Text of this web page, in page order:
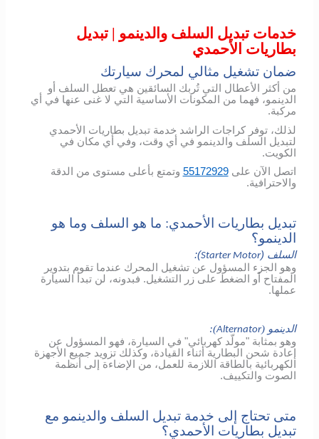
خدمات تبديل السلف والدينمو | تبديل
بطاريات الأحمدي
ضمان تشغيل مثالي لمحرك سيارتك
من أكثر الأعطال التي تُربك السائقين هي تعطل السلف أو
الدينمو، فهما من المكونات الأساسية التي لا غنى عنها في أي
مركبة.
لذلك، توفر كراجات الراشد خدمة تبديل بطاريات الأحمدي
لتبديل السلف والدينمو في أي وقت، وفي أي مكان في
الكويت.
اتصل الآن على55172929 وتمتع بأعلى مستوى من الدقة
والاحترافية.
تبديل بطاريات الأحمدي: ما هو السلف وما هو
الدينمو؟
السلف (Starter Motor
):
وهو الجزء المسؤول عن تشغيل المحرك عندما تقوم بتدوير
المفتاح أو الضغط على زر التشغيل. فبدونه، لن تبدأ السيارة
عملها.
الدينمو (Alternator
):
وهو بمثابة "مولّد كهربائي" في السيارة، فهو المسؤول عن
إعادة شحن البطارية أثناء القيادة، وكذلك تزويد جميع الأجهزة
الكهربائية بالطاقة اللازمة للعمل، من الإضاءة إلى أنظمة
الصوت والتكييف.
متى تحتاج إلى خدمة تبديل السلف والدينمو مع
تبديل بطاريات الأحمدي؟